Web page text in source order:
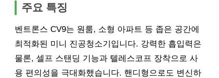
주요 특징
벤트론스 CV9는 원룸, 소형 아파트 등 좁은 공간에
최적화된 미니 진공청소기입니다. 강력한 흡입력은
물론, 셀프 스탠딩 기능과 텔레스코프 장착으로 사
용 편의성을 극대화했습니다. 핸디형으로도 변신하